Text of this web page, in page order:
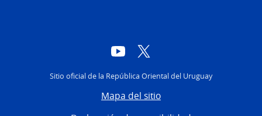
YouTube
Sitio oficial de la República Oriental del Uruguay
Mapa del sitio